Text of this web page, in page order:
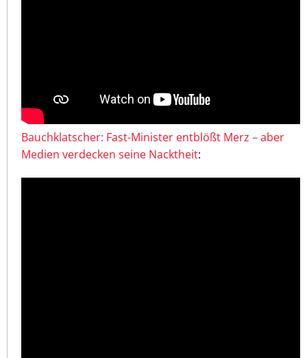
Bauchklatscher: Fast-Minister entblößt Merz – aber
Medien verdecken seine Nacktheit: